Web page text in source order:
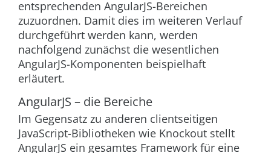
entsprechenden AngularJS-Bereichen
zuzuordnen. Damit dies im weiteren Verlauf
durchgeführt werden kann, werden
nachfolgend zunächst die wesentlichen
AngularJS-Komponenten beispielhaft
erläutert.
AngularJS – die Bereiche
Im Gegensatz zu anderen clientseitigen
JavaScript-Bibliotheken wie Knockout stellt
AngularJS ein gesamtes Framework für eine